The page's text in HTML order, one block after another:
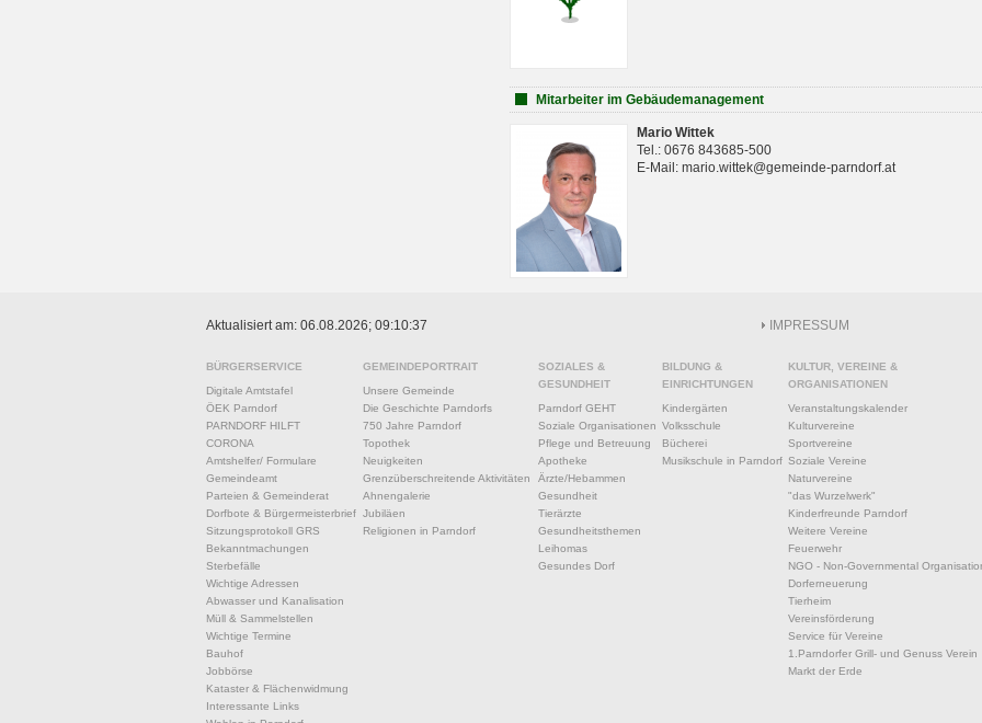
Mitarbeiter im Gebäudemanagement
Mario Wittek
Tel.: 0676 843685-500
E-Mail: mario.wittek@gemeinde-parndorf.at
Aktualisiert am: 06.08.2026; 09:10:37 IMPRESSUM
BÜRGERSERVICE
Digitale Amtstafel
ÖEK Parndorf
PARNDORF HILFT
CORONA
Amtshelfer/ Formulare
Gemeindeamt
Parteien & Gemeinderat
Dorfbote & Bürgermeisterbrief
Sitzungsprotokoll GRS
Bekanntmachungen
Sterbefälle
Wichtige Adressen
Abwasser und Kanalisation
Müll & Sammelstellen
Wichtige Termine
Bauhof
Jobbörse
Kataster & Flächenwidmung
Interessante Links
GEMEINDEPORTRAIT
Unsere Gemeinde
Die Geschichte Parndorfs
750 Jahre Parndorf
Topothek
Neuigkeiten
Grenzüberschreitende Aktivitäten
Ahnengalerie
Jubiläen
Religionen in Parndorf
SOZIALES &
GESUNDHEIT
Parndorf GEHT
Soziale Organisationen
Pflege und Betreuung
Apotheke
Ärzte/Hebammen
Gesundheit
Tierärzte
Gesundheitsthemen
Leihomas
Gesundes Dorf
BILDUNG &
EINRICHTUNGEN
Kindergärten
Volksschule
Bücherei
Musikschule in Parndorf
KULTUR, VEREINE &
ORGANISATIONEN
Veranstaltungskalender
Kulturvereine
Sportvereine
Soziale Vereine
Naturvereine
"das Wurzelwerk"
Kinderfreunde Parndorf
Weitere Vereine
Feuerwehr
NGO - Non-Governmental
Dorferneuerung
Tierheim
Vereinsförderung
Service für Vereine
1.Parndorfer Grill- und Genuss Verein
Markt der Erde